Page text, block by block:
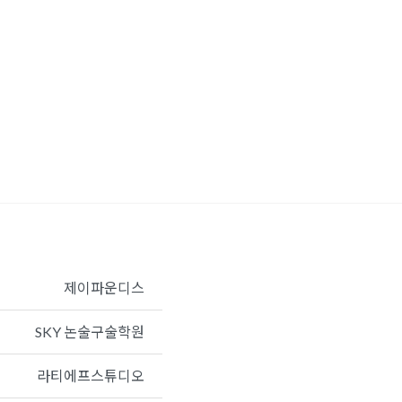
제이파운디스
SKY 논술구술학원
라티에프스튜디오